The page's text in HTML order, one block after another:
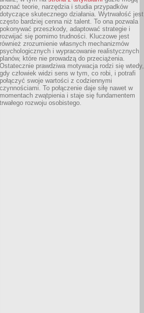
poznać teorie, narzędzia i studia przypadków
dotyczące skutecznego działania. Wytrwałość jest
często bardziej cenna niż talent. To ona pozwala
pokonywać przeszkody, adaptować strategie i
rozwijać się pomimo trudności. Kluczowe jest
również zrozumienie własnych mechanizmów
psychologicznych i wypracowanie realistycznych
planów, które nie prowadzą do przeciążenia.
Ostatecznie prawdziwa motywacja rodzi się wtedy,
gdy człowiek widzi sens w tym, co robi, i potrafi
połączyć swoje wartości z codziennymi
czynnościami. To połączenie daje siłę nawet w
momentach zwątpienia i staje się fundamentem
trwałego rozwoju osobistego.